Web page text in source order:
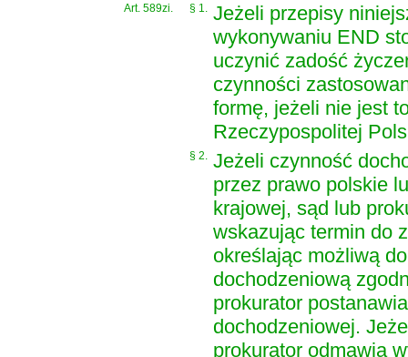
Art. 589zi. § 1.
Jeżeli przepisy
wykonywaniu END
uczynić zadość
czynności
formę, jeżeli nie jest
Rzeczypospolitej
§ 2.
Jeżeli czynność
przez prawo polskie
krajowej, sąd lub
wskazując termin do
określając możliwą
dochodzeniową
prokurator
dochodzeniowej.
prokurator odmawia